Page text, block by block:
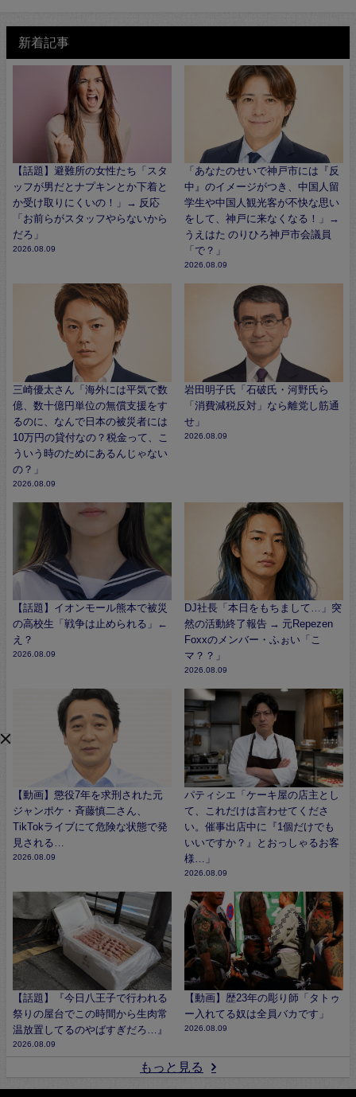
新着記事
【話題】避難所の女性たち「スタ
ッフが男だとナプキンとか下着と
か受け取りにくいの！」→ 反応
「お前らがスタッフやらないから
だろ」
2026.08.09
「あなたのせいで神戸市には『反
中』のイメージがつき、中国人留
学生や中国人観光客が不快な思い
をして、神戸に来なくなる！」→
うえはた のりひろ神戸市会議員
「で？」
2026.08.09
三崎優太さん「海外には平気で数
億、数十億円単位の無償支援をす
るのに、なんで日本の被災者には
10万円の貸付なの？税金って、こ
ういう時のためにあるんじゃない
の？」
2026.08.09
岩田明子氏「石破氏・河野氏ら
「消費減税反対」なら離党し筋通
せ」
2026.08.09
【話題】イオンモール熊本で被災
の高校生「戦争は止められる」←
え？
2026.08.09
DJ社長「本日をもちまして…」突
然の活動終了報告 → 元Repezen
Foxxのメンバー・ふぉい「こ
マ？？」
2026.08.09
【動画】懲役7年を求刑された元
ジャンポケ・斉藤慎二さん、
TikTokライブにて危険な状態で発
見される…
2026.08.09
パティシエ「ケーキ屋の店主とし
て、これだけは言わせてくださ
い。催事出店中に『1個だけでも
いいですか？』とおっしゃるお客
様…」
2026.08.09
【話題】『今日八王子で行われる
祭りの屋台でこの時間から生肉常
温放置してるのやばすぎだろ…』
2026.08.09
【動画】歴23年の彫り師「タトゥ
ー入れてる奴は全員バカです」
2026.08.09
もっと見る